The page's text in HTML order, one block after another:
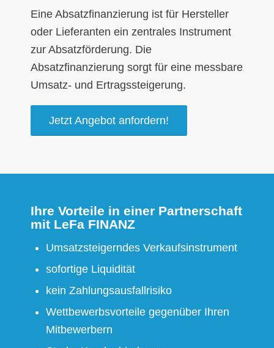
Eine Absatzfinanzierung ist für Hersteller
oder Lieferanten ein zentrales Instrument
zur Absatzförderung. Die
Absatzfinanzierung sorgt für eine messbare
Umsatz- und Ertragssteigerung.
Jetzt Angebot anfordern!
Ihre Vorteile in einer Partnerschaft
mit LeFa FINANZ
Umsatzsteigerndes Verkaufsinstrument
sofortige Liquidität
kein Zahlungsausfallrisiko
Wettbewerbsvorteile gegenüber Ihren
Mitbewerbern